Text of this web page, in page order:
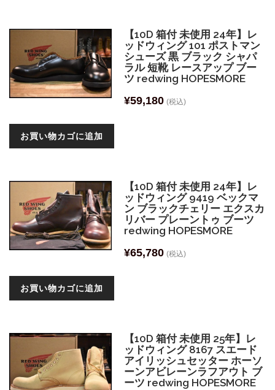
【10D 箱付 未使用 24年】レ
ッドウィング 101 ポストマン
シューズ 黒 ブラック シャパ
ラル 短靴 レースアップ ブー
ツ redwing HOPESMORE
¥59,180 (税込)
お買い物カゴに追加
【10D 箱付 未使用 24年】レ
ッドウィング 9419 ベックマ
ン ブラックチェリー エクスカ
リバー プレーントゥ ブーツ
redwing HOPESMORE
¥65,780 (税込)
お買い物カゴに追加
【10D 箱付 未使用 25年】レ
ッドウィング 8167 スエード
アイリッシュセッター ホーソ
ーンアビレーンラフアウト ブ
ーツ redwing HOPESMORE